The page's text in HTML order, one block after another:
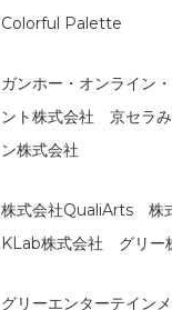
Colorful Palette
ガンホー・オンライン
ント株式会社 京セラ
ン株式会社
株式会社QualiArts
KLab株式会社 グリー
グリーエンターテイン